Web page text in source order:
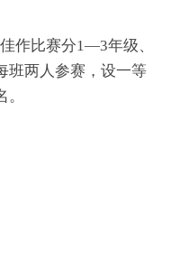
作比赛分1—3年级、
班两人参赛，设一等